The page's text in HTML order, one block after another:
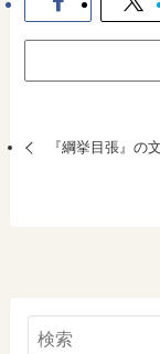
『綱挙目張』の